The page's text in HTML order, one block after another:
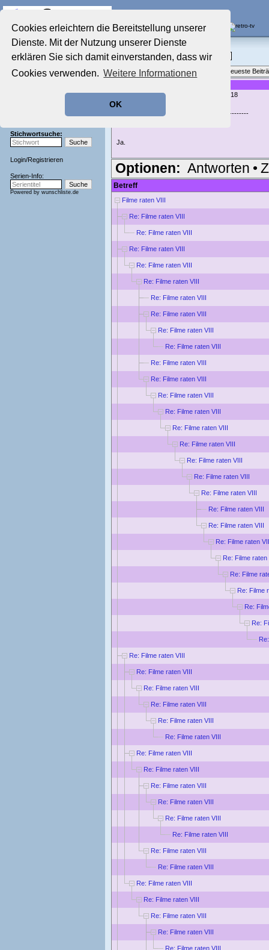
Cookies erleichtern die Bereitstellung unserer
Dienste. Mit der Nutzung unserer Dienste
erklären Sie sich damit einverstanden, dass wir
Cookies verwenden. Weitere Informationen
OK
Startseite
Aktuelles Forum
Film-Forum
Zeichentrick-Forum
Stichwortsuche:
Login/Registrieren
Serien-Info:
Powered by wunschliste.de
Film-Forum
Filme im Kino, Fernsehen & auf DVD
Themenübersicht • Neues Thema
Neueste
geschrieben von:
, 27.01.18 17:18
faxe61 schrieb:
-------------------------------------------------------
Ja.
Optionen: Antworten •
Betreff
Filme raten VIII
Re: Filme raten VIII
Re: Filme raten VIII
Re: Filme raten VIII
Re: Filme raten VIII
Re: Filme raten VIII
Re: Filme raten VIII
Re: Filme raten VIII
Re: Filme raten VIII
Re: Filme raten VIII
Re: Filme raten VIII
Re: Filme raten VIII
Re: Filme raten VIII
Re: Filme raten VIII
Re: Filme raten VIII
Re: Filme raten VIII
Re: Filme raten VIII
Re: Filme raten VIII
Re: Filme raten VIII
Re: Filme raten VIII
Re: Filme raten VIII
Re: Filme raten
Re: Filme raten
Re: Filme
Re: Filme
Re:
Re:
Re: Filme raten VIII
Re: Filme raten VIII
Re: Filme raten VIII
Re: Filme raten VIII
Re: Filme raten VIII
Re: Filme raten VIII
Re: Filme raten VIII
Re: Filme raten VIII
Re: Filme raten VIII
Re: Filme raten VIII
Re: Filme raten VIII
Re: Filme raten VIII
Re: Filme raten VIII
Re: Filme raten VIII
Re: Filme raten VIII
Re: Filme raten VIII
Re: Filme raten VIII
Re: Filme raten VIII
Re: Filme raten VIII